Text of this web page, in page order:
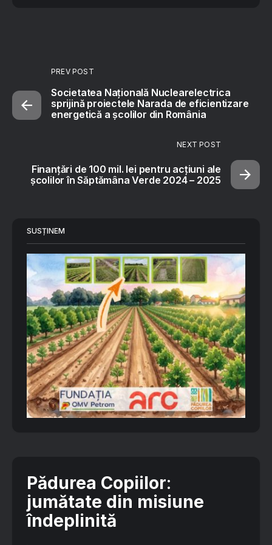
PREV POST
Societatea Națională Nuclearelectrica
sprijină proiectele Narada de eficientizare
energetică a școlilor din România
NEXT POST
Finanțări de 100 mil. lei pentru acțiuni ale
școlilor în Săptămâna Verde 2024 – 2025
SUSȚINEM
Pădurea Copiilor:
jumătate din misiune
îndeplinită